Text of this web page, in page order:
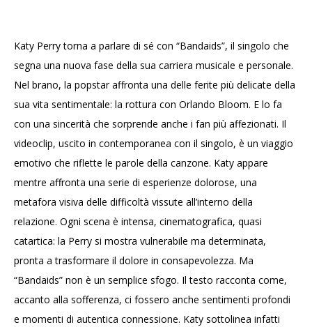
Katy Perry torna a parlare di sé con “Bandaids”, il singolo che
segna una nuova fase della sua carriera musicale e personale.
Nel brano, la popstar affronta una delle ferite più delicate della
sua vita sentimentale: la rottura con Orlando Bloom. E lo fa
con una sincerità che sorprende anche i fan più affezionati. Il
videoclip, uscito in contemporanea con il singolo, è un viaggio
emotivo che riflette le parole della canzone. Katy appare
mentre affronta una serie di esperienze dolorose, una
metafora visiva delle difficoltà vissute all’interno della
relazione. Ogni scena è intensa, cinematografica, quasi
catartica: la Perry si mostra vulnerabile ma determinata,
pronta a trasformare il dolore in consapevolezza. Ma
“Bandaids” non è un semplice sfogo. Il testo racconta come,
accanto alla sofferenza, ci fossero anche sentimenti profondi
e momenti di autentica connessione. Katy sottolinea infatti